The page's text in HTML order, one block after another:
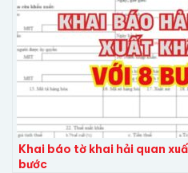
Khai báo tờ khai hải quan
bước